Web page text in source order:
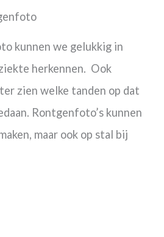
kunnen we gelukkig in
herkennen. Ook
zien welke tanden op dat
Rontgenfoto’s kunnen
maar ook op stal bij